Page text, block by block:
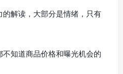
解读，大部分是情绪，只有
知道商品价格和曝光机会的